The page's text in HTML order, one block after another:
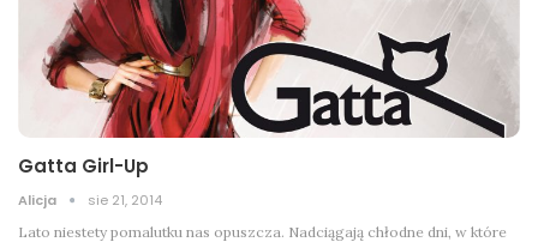
Gatta Girl-Up
Alicja sie 21, 2014
Lato niestety pomalutku nas opuszcza. Nadciągają chłodne dni, w które